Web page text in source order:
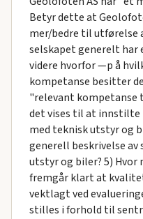
Betyr dette at
mer/bedre til utførelse
selskapet generelt har
videre hvorfor —p å
kompetanse besitter
"relevant kompetanse
det vises til at innstilte
med teknisk utstyr og
generell beskrivelse
utstyr og biler? 5) Hvor
fremgår klart at
vektlagt ved
stilles i forhold til